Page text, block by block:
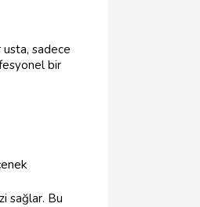
usta, sadece
bir
sağlar. Bu